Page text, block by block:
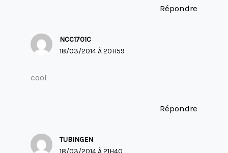
Répondre
NCC1701C
18/03/2014 À 20H59
cool
Répondre
TUBINGEN